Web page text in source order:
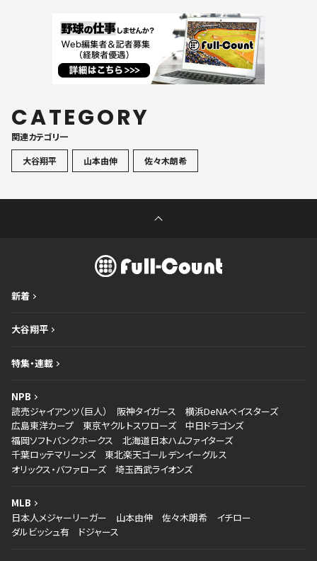
CATEGORY
関連カテゴリ一
大谷翔平
山本由伸 佐々木朗希
新着
大谷翔平
特集・連載
NPB
読売ジャイアンツ（巨人）
阪神タイガース
横浜DeNAベイスターズ
広島東洋カープ
東京ヤクルトスワローズ
中日ドラゴンズ
福岡ソフトバンクホークス
北海道日本ハムファイターズ
千葉ロッテマリーンズ
東北楽天ゴールデンイーグルス
オリックス・バファローズ
埼玉西武ライオンズ
MLB
日本人メジャーリーガー
山本由伸 佐々木朗希
イチロー
ダルビッシュ有
ドジャース